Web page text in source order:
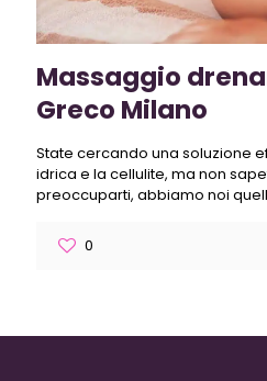
Massaggio
Greco Milano
State cercando una soluzione
idrica e la cellulite, ma non
preoccuparti, abbiamo noi
0